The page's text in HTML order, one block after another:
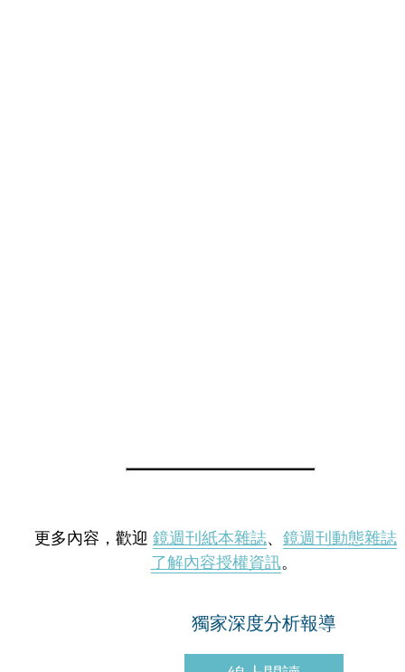
更多內容，歡迎 鏡週刊紙本雜誌、 鏡週刊動態雜誌
了解內容授權資訊。
獨家深度分析報導